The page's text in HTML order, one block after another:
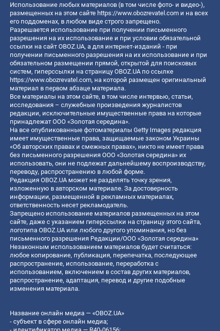
Использование любых материалов (в том числе фото- и видео-),
размещенных на этом сайте https://www.obozrevatel.com и на всех
его поддоменах, в любом виде строго запрещено.
Разрешается использование при получении письменного
разрешения на их использование и при условии обязательной
ссылки на сайт OBOZ.UA, а для интернет-изданий - при
получении письменного разрешения на их использование и при
обязательном размещении прямой, открытой для поисковых
систем, гиперссылки на страницу OBOZ.UA по ссылке
https://www.obozrevatel.com, на которой размещен оригинальный
материал в первом абзаце материала.
Все материалы на этом сайте, в том числе интервью, статьи,
исследования – служебные произведения журналистов
редакции, исключительные имущественные права на которые
принадлежат ООО «Золотая середина».
На все опубликованные фотоматериалы Getty Images редакция
имеет имущественные права, защищаемые законом Украины
«Об авторских правах и смежных правах», никто не имеет права
без письменного разрешения ООО «Золотая середина» их
использовать, они не подлежат дальнейшему воспроизводству,
переводу, распространению в любой форме.
Редакция OBOZ.UA может не разделять точку зрения,
изложенную в авторском материале. За достоверность
информации, размещенной в рекламных материалах,
ответственность несет рекламодатель.
Запрещено использование материалов размещенных на этом
сайте, даже с указанием гиперссылки на страницу этого сайта,
логотипа OBOZ.UA или любого другого упоминания, но без
письменного разрешения Редакции/ООО «Золотая середина»
Незаконным использованием материалов будет считаться:
любое копирование, публикация, перепечатка, последующее
распространение, использование, переработка с
использованием, включением в состав других материалов,
распространение, адаптация, перевод и другие подобные
изменения материала.
Название онлайн медиа — «OBOZ.UA»
- субъект в сфере онлайн медиа;